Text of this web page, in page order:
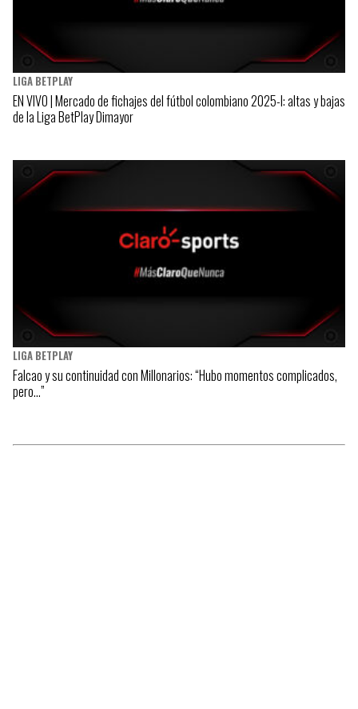
LIGA BETPLAY
EN VIVO | Mercado de fichajes del fútbol colombiano 2025-I: altas y bajas
de la Liga BetPlay Dimayor
LIGA BETPLAY
Falcao y su continuidad con Millonarios: “Hubo momentos complicados,
pero…”